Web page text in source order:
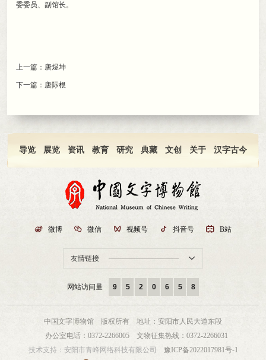
委委员、副馆长。
上一篇： 唐煜坤
下一篇： 唐际根
导览 展览 资讯 教育 研究 典藏 文创 关于 汉字古今
友情链接 
 微博  微信  视频号  抖音号  B站
网站访问量 9 5 2 0 6 5 8
中国文字博物馆 版权所有 地址：安阳市人民大道东段
办公室电话：0372-2266005 文物征集热线：0372-2266031
技术支持： 安阳市青峰网络科技有限公司 豫ICP备2022017981号-1